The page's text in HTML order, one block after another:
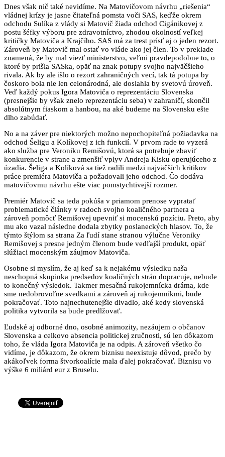
Dnes však nič také nevidíme. Na Matovičovom návrhu „riešenia“
vládnej krízy je jasne čitateľná pomsta voči SAS, keďže okrem
odchodu Sulíka z vlády si Matovič žiada odchod Cigánikovej z
postu šéfky výboru pre zdravotníctvo, zhodou okolností veľkej
kritičky Matoviča a Krajčího. SAS má za trest prísť aj o jeden rezort.
Zároveň by Matovič mal ostať vo vláde ako jej člen. To v preklade
znamená, že by mal viezť ministerstvo, veľmi pravdepodobne to, o
ktoré by prišla SASka, opäť na znak potupy svojho najväčšieho
rivala. Ak by ale išlo o rezort zahraničných vecí, tak tá potupa by
čoskoro bola nie len celonárodná, ale dosiahla by svetovú úroveň.
Veď každý pokus Igora Matoviča o reprezentáciu Slovenska
(presnejšie by však znelo reprezentáciu seba) v zahraničí, skončil
absolútnym fiaskom a hanbou, na aké budeme na Slovensku ešte
dlho zabúdať.
No a na záver pre niektorých možno nepochopiteľná požiadavka na
odchod Šeligu a Kolíkovej z ich funkcií. V prvom rade to vyzerá
ako služba pre Veroniku Remišovú, ktorá sa potrebuje zbaviť
konkurencie v strane a zmenšiť vplyv Andreja Kisku operujúceho z
úzadia. Šeliga a Kolíková sa tiež radili medzi najväčších kritikov
práce premiéra Matoviča a požadovali jeho odchod. Čo dodáva
matovičovmu návrhu ešte viac pomstychtivejší rozmer.
Premiér Matovič sa teda pokúša v priamom prenose vypratať
problematické články v radoch svojho koaličného partnera a
zároveň pomôcť Remišovej upevniť si mocenskú pozíciu. Preto, aby
mu ako vazal následne dodala zbytky poslaneckých hlasov. To, že
týmto štýlom sa strana Za ľudí stane stranou výlučne Veroniky
Remišovej s presne jedným členom bude vedľajší produkt, opäť
slúžiaci mocenským záujmov Matoviča.
Osobne si myslím, že aj keď sa k nejakému výsledku naša
neschopná skupinka predsedov koaličných strán dopracuje, nebude
to konečný výsledok. Takmer mesačná rukojemnícka dráma, kde
sme nedobrovoľne svedkami a zároveň aj rukojemníkmi, bude
pokračovať. Toto najnechutenejšie divadlo, aké kedy slovenská
politika vytvorila sa bude predlžovať.
Ľudské aj odborné dno, osobné animozity, nezáujem o občanov
Slovenska a celkovo absencia politickej zručnosti, sú len dôkazom
toho, že vláda Igora Matoviča je na odpis. A zároveň všetko čo
vidíme, je dôkazom, že okrem biznisu neexistuje dôvod, prečo by
akákoľvek forma štvorkoalície mala ďalej pokračovať. Biznisu vo
výške 6 miliárd eur z Bruselu.